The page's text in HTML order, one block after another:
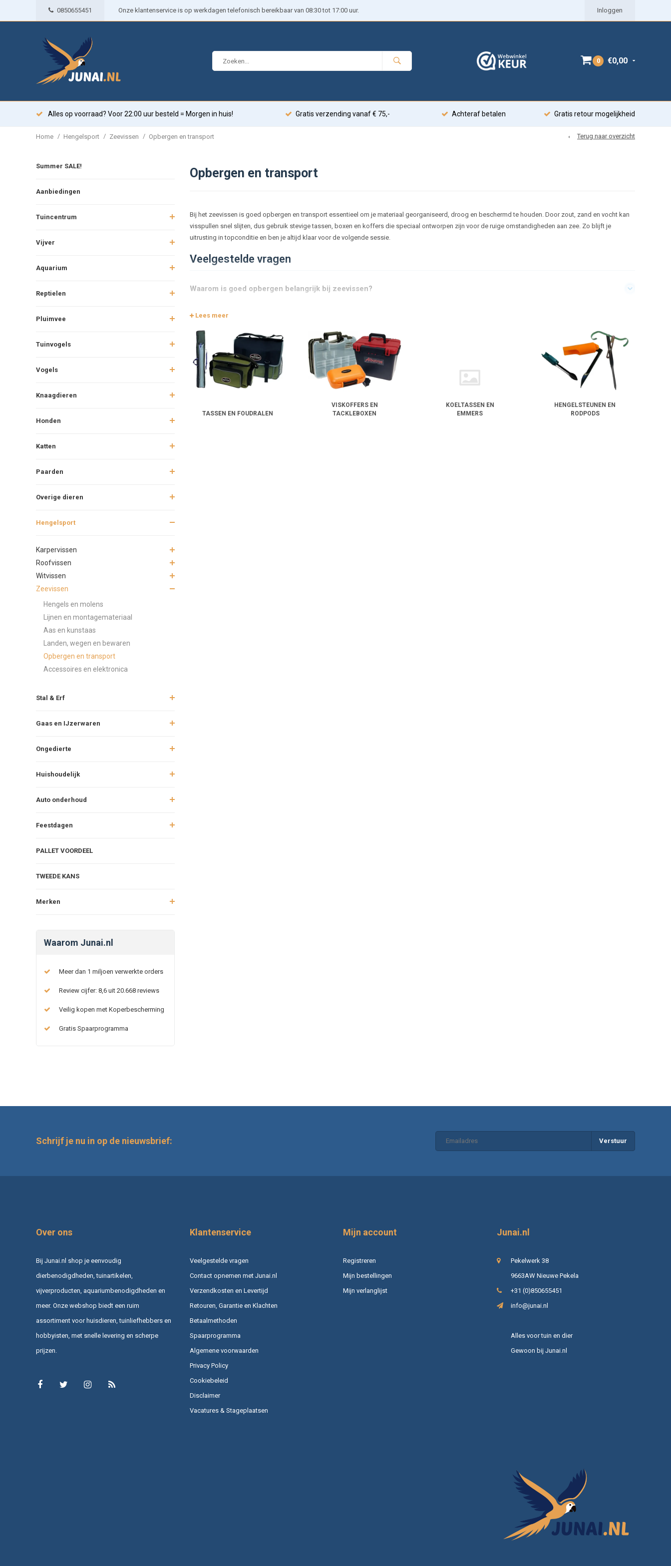
0850655451 Onze klantenservice is op werkdagen telefonisch bereikbaar van 08:30 tot 17:00 uur. Inloggen
0 €0,00
Alles op voorraad? Voor 22:00 uur besteld = Morgen in huis! Gratis verzending vanaf € 75,- Achteraf betalen Gratis retour mogelijkheid
Home / Hengelsport / Zeevissen / Opbergen en transport Terug naar overzicht
Summer SALE!
Aanbiedingen
Tuincentrum
Vijver
Aquarium
Reptielen
Pluimvee
Tuinvogels
Vogels
Knaagdieren
Honden
Katten
Paarden
Overige dieren
Hengelsport
Karpervissen
Roofvissen
Witvissen
Zeevissen
Hengels en molens
Lijnen en montagemateriaal
Aas en kunstaas
Landen, wegen en bewaren
Opbergen en transport
Accessoires en elektronica
Stal & Erf
Gaas en IJzerwaren
Ongedierte
Huishoudelijk
Auto onderhoud
Feestdagen
PALLET VOORDEEL
TWEEDE KANS
Merken
Waarom Junai.nl
Meer dan 1 miljoen verwerkte orders
Review cijfer: 8,6 uit 20.668 reviews
Veilig kopen met Koperbescherming
Gratis Spaarprogramma
Opbergen en transport
Bij het zeevissen is goed opbergen en transport essentieel om je materiaal georganiseerd, droog en beschermd te houden. Door zout, zand en vocht kan
visspullen snel slijten, dus gebruik stevige tassen, boxen en koffers die speciaal ontworpen zijn voor de ruige omstandigheden aan zee. Zo blijft je
uitrusting in topconditie en ben je altijd klaar voor de volgende sessie.
Veelgestelde vragen
Waarom is goed opbergen belangrijk bij zeevissen?
Welke tassen zijn geschikt voor zeevissen?
Hoe kan ik mijn kunstaas en kleinmateriaal het beste opbergen?
Hoe vervoer ik mijn hengels veilig?
Hoe bescherm ik mijn materiaal tegen zout en vocht?
Lees meer
TASSEN EN FOUDRALEN
VISKOFFERS EN
TACKLEBOXEN
KOELTASSEN EN
EMMERS
HENGELSTEUNEN EN
RODPODS
Schrijf je nu in op de nieuwsbrief: Verstuur
Over ons
Bij Junai.nl shop je eenvoudig
dierbenodigdheden, tuinartikelen,
vijverproducten, aquariumbenodigdheden en
meer. Onze webshop biedt een ruim
assortiment voor huisdieren, tuinliefhebbers en
hobbyisten, met snelle levering en scherpe
prijzen.
Klantenservice
Veelgestelde vragen
Contact opnemen met Junai.nl
Verzendkosten en Levertijd
Retouren, Garantie en Klachten
Betaalmethoden
Spaarprogramma
Algemene voorwaarden
Privacy Policy
Cookiebeleid
Disclaimer
Vacatures & Stageplaatsen
Mijn account
Registreren
Mijn bestellingen
Mijn verlanglijst
Junai.nl
Pekelwerk 38
9663AW Nieuwe Pekela
+31 (0)850655451
info@junai.nl
Alles voor tuin en dier
Gewoon bij Junai.nl